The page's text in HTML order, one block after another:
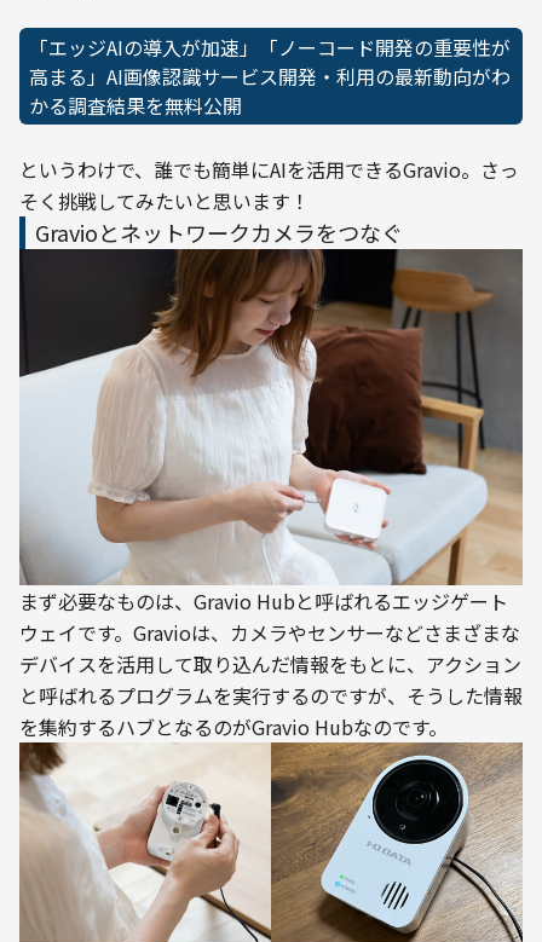
「エッジAIの導入が加速」「​​ノーコード開発の重要性が
高まる」AI画像認識サービス開発・利用の最新動向がわ
かる調査結果を無料公開
というわけで、誰でも簡単にAIを活用できるGravio。さっ
そく挑戦してみたいと思います！
Gravioとネットワークカメラをつなぐ
まず必要なものは、Gravio Hubと呼ばれるエッジゲート
ウェイです。Gravioは、カメラやセンサーなどさまざまな
デバイスを活用して取り込んだ情報をもとに、アクション
と呼ばれるプログラムを実行するのですが、そうした情報
を集約するハブとなるのがGravio Hubなのです。